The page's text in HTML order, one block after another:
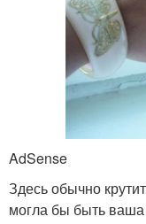
AdSense
Здесь обычно
могла бы быть